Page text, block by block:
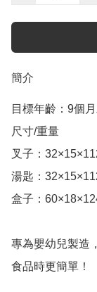
簡介
目標年齡：9個
尺寸/重量
叉子：
湯匙：
盒子：
專為嬰幼兒製造
食品時更簡單！